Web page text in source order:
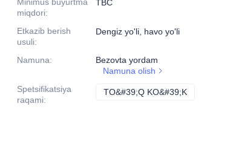
miqdori:
TBC
Etkazib berish
usuli:
Dengiz yo'li, havo yo'li
Namuna:
Bezovta yordam
Namuna olish
Spetsifikatsiya
raqami:
TO&#39;Q KO&#39;K